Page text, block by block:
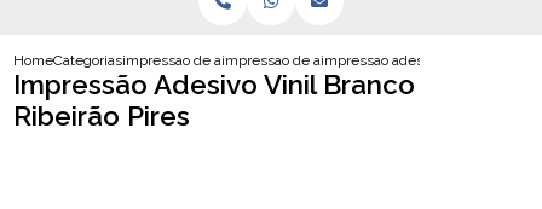
HomeCategoriasimpressao de adesivosimpressao de adesivo transparente
impressao adesivo vinil branco
Impressão Adesivo Vinil Branco
Ribeirão Pires